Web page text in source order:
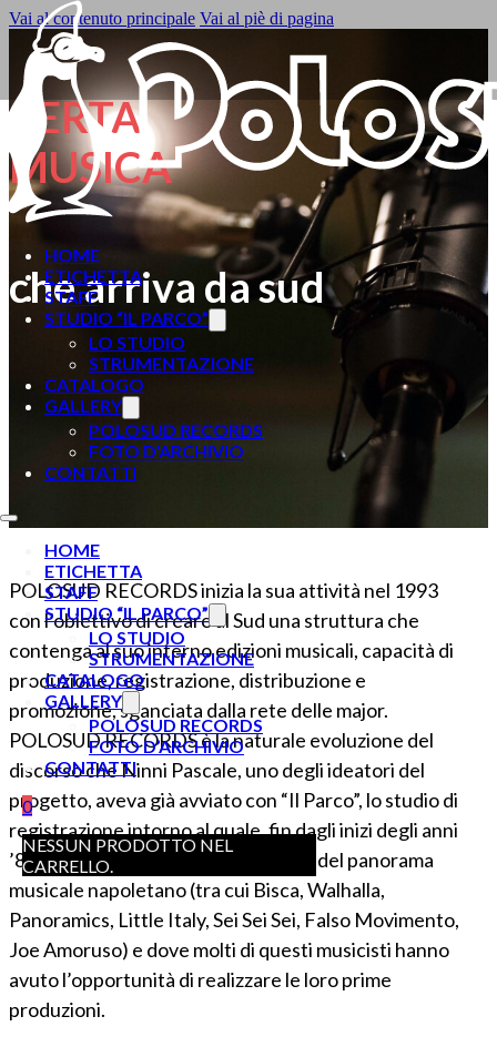
Vai al contenuto principale Vai al piè di pagina
HOME
ETICHETTA
STAFF
STUDIO “IL PARCO”
LO STUDIO
STRUMENTAZIONE
CATALOGO
GALLERY
POLOSUD RECORDS
FOTO D’ARCHIVIO
CONTATTI
HOME
ETICHETTA
STAFF
STUDIO “IL PARCO”
LO STUDIO
STRUMENTAZIONE
CATALOGO
GALLERY
POLOSUD RECORDS
FOTO D’ARCHIVIO
CONTATTI
0
NESSUN PRODOTTO NEL
CARRELLO.
CERTA
MUSICA
che arriva da sud
POLOSUD RECORDS inizia la sua attività nel 1993
con l’obiettivo di creare al Sud una struttura che
contenga al suo interno edizioni musicali, capacità di
produzione, registrazione, distribuzione e
promozione, sganciata dalla rete delle major.
POLOSUD RECORDS è la naturale evoluzione del
discorso che Ninni Pascale, uno degli ideatori del
progetto, aveva già avviato con “Il Parco”, lo studio di
registrazione intorno al quale, fin dagli inizi degli anni
’80 ruotano i musicisti più innovativi del panorama
musicale napoletano (tra cui Bisca, Walhalla,
Panoramics, Little Italy, Sei Sei Sei, Falso Movimento,
Joe Amoruso) e dove molti di questi musicisti hanno
avuto l’opportunità di realizzare le loro prime
produzioni.